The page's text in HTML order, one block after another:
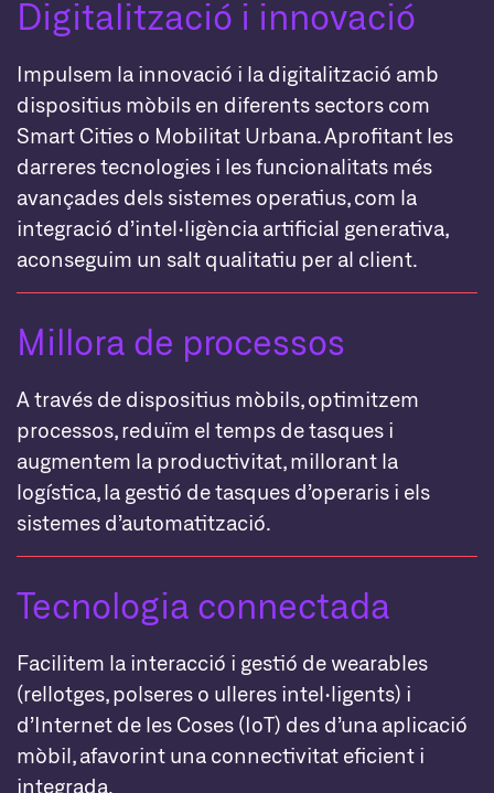
Digitalització i innovació
Impulsem la innovació i la digitalització amb
dispositius mòbils en diferents sectors com
Smart Cities o Mobilitat Urbana. Aprofitant les
darreres tecnologies i les funcionalitats més
avançades dels sistemes operatius, com la
integració d’intel·ligència artificial generativa,
aconseguim un salt qualitatiu per al client.
Millora de processos
A través de dispositius mòbils, optimitzem
processos, reduïm el temps de tasques i
augmentem la productivitat, millorant la
logística, la gestió de tasques d’operaris i els
sistemes d’automatització.
Tecnologia connectada
Facilitem la interacció i gestió de wearables
(rellotges, polseres o ulleres intel·ligents) i
d’Internet de les Coses (IoT) des d’una aplicació
mòbil, afavorint una connectivitat eficient i
integrada.